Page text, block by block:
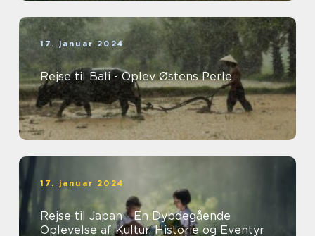
17. januar 2024
Rejse til Bali - Oplev Østens Perle
17. januar 2024
Rejse til Japan - En Dybdegående
Oplevelse af Kultur, Historie og Eventyr